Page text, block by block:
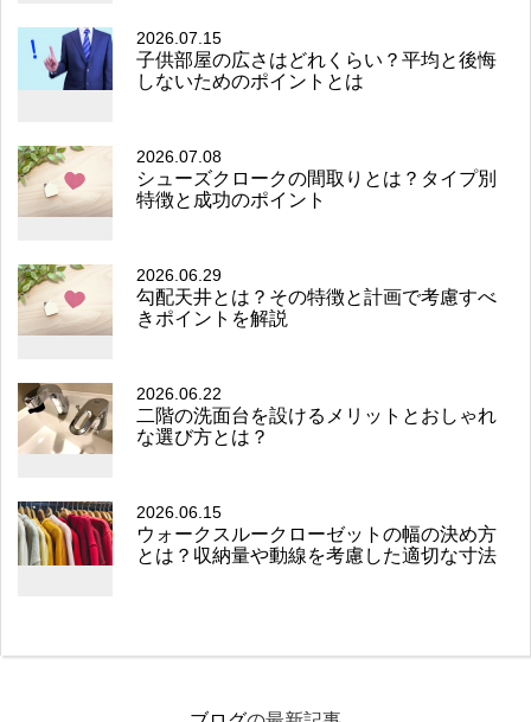
2026.07.15
子供部屋の広さはどれくらい？平均と後悔
しないためのポイントとは
2026.07.08
シューズクロークの間取りとは？タイプ別
特徴と成功のポイント
2026.06.29
勾配天井とは？その特徴と計画で考慮すべ
きポイントを解説
2026.06.22
二階の洗面台を設けるメリットとおしゃれ
な選び方とは？
2026.06.15
ウォークスルークローゼットの幅の決め方
とは？収納量や動線を考慮した適切な寸法